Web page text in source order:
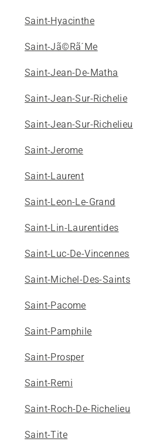
Saint-Hyacinthe
Saint-Jã©Rã´Me
Saint-Jean-De-Matha
Saint-Jean-Sur-Richelie
Saint-Jean-Sur-Richelieu
Saint-Jerome
Saint-Laurent
Saint-Leon-Le-Grand
Saint-Lin-Laurentides
Saint-Luc-De-Vincennes
Saint-Michel-Des-Saints
Saint-Pacome
Saint-Pamphile
Saint-Prosper
Saint-Remi
Saint-Roch-De-Richelieu
Saint-Tite